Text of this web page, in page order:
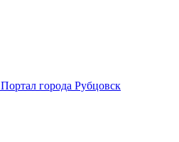
Портал города Рубцовск